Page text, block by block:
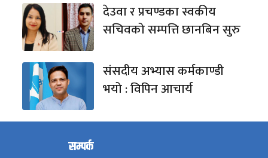
देउवा र प्रचण्डका स्वकीय
सचिवको सम्पत्ति छानबिन सुरु
संसदीय अभ्यास कर्मकाण्डी
भयो : विपिन आचार्य
सम्पर्क